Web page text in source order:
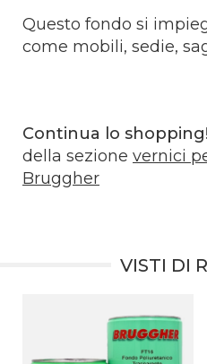
Questo fondo si
come mobili, sedie,
Continua lo shopping!
della sezione vernici
Bruggher
VISTI DI